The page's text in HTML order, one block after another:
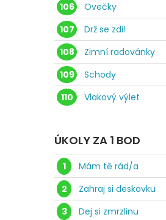
106
Ovečky
107
Drž se zdi!
108
Zimní radovánky
109
Schody
110
Vlakový výlet
ÚKOLY ZA 1 BOD
1
Mám tě rád/a
2
Zahraj si deskovku
3
Dej si zmrzlinu